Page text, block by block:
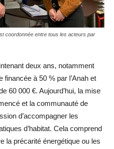
coordonnée entre tous les acteurs par
deux ans, notamment
financée à 50 % par l’Anah et
60 000 €. Aujourd’hui, la mise
et la communauté de
d’accompagner les
d’habitat. Cela comprend
la précarité énergétique ou les